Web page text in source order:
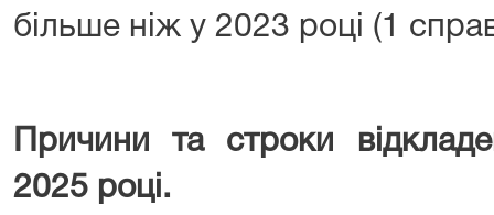
більше ніж у 2023 році (1
Причини та строки
2025 році.